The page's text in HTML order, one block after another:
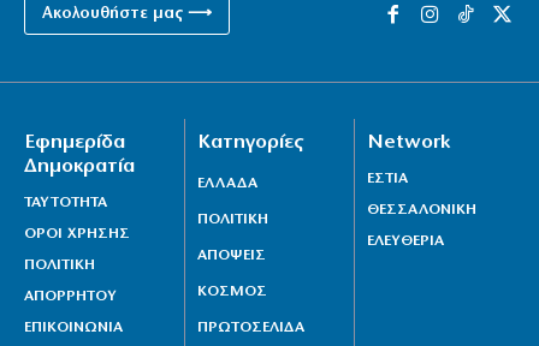
Ακολουθήστε μας ⟶
Εφημερίδα
Δημοκρατία
ΤΑΥΤΟΤΗΤΑ
ΟΡΟΙ ΧΡΗΣΗΣ
ΠΟΛΙΤΙΚΗ
ΑΠΟΡΡΗΤΟΥ
ΕΠΙΚΟΙΝΩΝΙΑ
Κατηγορίες
ΕΛΛΑΔΑ
ΠΟΛΙΤΙΚΗ
ΑΠΟΨΕΙΣ
ΚΟΣΜΟΣ
ΠΡΩΤΟΣΕΛΙΔΑ
Network
ΕΣΤΙΑ
ΘΕΣΣΑΛΟΝΙΚΗ
ΕΛΕΥΘΕΡΙΑ